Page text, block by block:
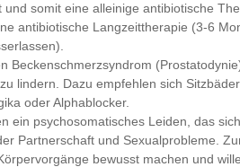
somit eine alleinige antibiotische
antibiotische Langzeittherapie (3-6
Beckenschmerzsyndrom
lindern. Dazu empfehlen sich
oder Alphablocker.
ein psychosomatisches Leiden, das
Partnerschaft und Sexualprobleme.
bewusst machen und